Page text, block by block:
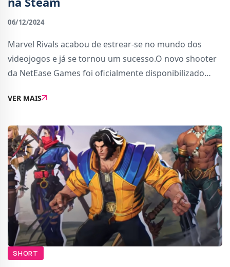
06/12/2024
Marvel Rivals acabou de estrear-se no mundo dos
videojogos e já se tornou um sucesso.O novo shooter
da NetEase Games foi oficialmente disponibilizado
Marvel Rivals, o jogo registou um pico de 444.286
VER MAIS
SHORT